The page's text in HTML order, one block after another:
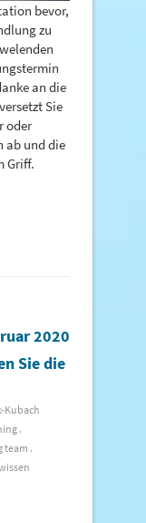
bevor,
zu
an die
Sie
oder
ab und die
Griff.
2020
Sie die
Kubach
.
team .